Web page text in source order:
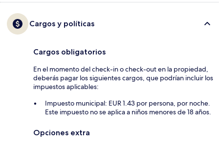
Cargos y políticas
Cargos obligatorios
En el momento del check-in o check-out en la propiedad,
deberás pagar los siguientes cargos, que podrían incluir los
impuestos aplicables:
Impuesto municipal: EUR 1.43 por persona, por noche.
Este impuesto no se aplica a niños menores de 18 años.
Opciones extra